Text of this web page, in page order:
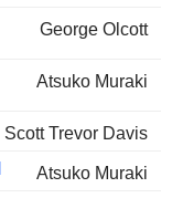
George Olcott
Atsuko Muraki
Scott Trevor Davis
Atsuko Muraki